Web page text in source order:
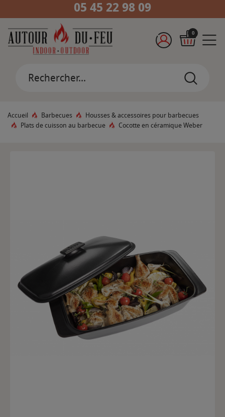
05 45 22 98 09
0
Accueil Barbecues
Housses & accessoires pour barbecues
Plats de cuisson au barbecue
Cocotte en céramique Weber